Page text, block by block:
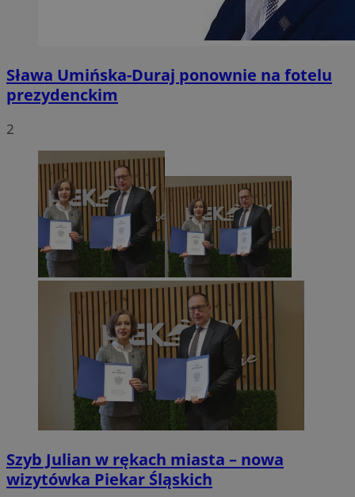
Sława Umińska-Duraj ponownie na fotelu
prezydenckim
2
Szyb Julian w rękach miasta – nowa
wizytówka Piekar Śląskich